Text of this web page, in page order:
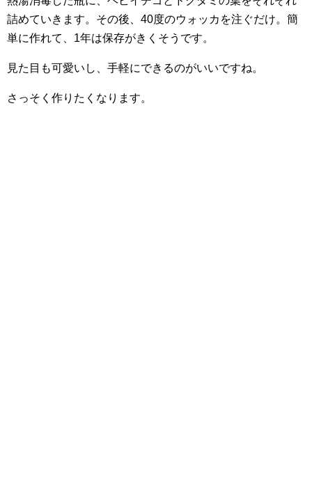
詰めていきます。その後、40度のウォッカを注ぐだけ。簡
単に作れて、1年は保存がきくそうです。
見た目も可愛いし、手軽にできるのがいいですね。
さっそく作りたくなります。